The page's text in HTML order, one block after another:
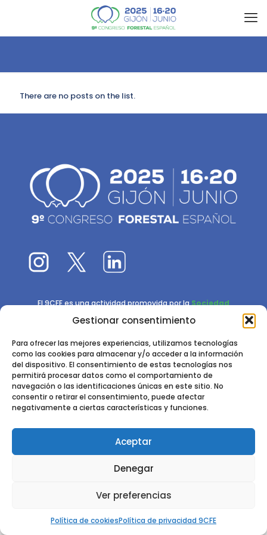
Gestionar consentimiento
Para ofrecer las mejores experiencias, utilizamos tecnologías
como las cookies para almacenar y/o acceder a la información
del dispositivo. El consentimiento de estas tecnologías nos
permitirá procesar datos como el comportamiento de
navegación o las identificaciones únicas en este sitio. No
consentir o retirar el consentimiento, puede afectar
negativamente a ciertas características y funciones.
Aceptar
Denegar
Ver preferencias
Política de cookiesPolítica de privacidad 9CFE
There are no posts on the list.
El 9CFE es una actividad promovida por laSociedad
Instituto de Ciencias Forestales, INIA-CSIC
Ctra. de la Coruña km 7,5 - 28040 Madrid
2024 - 2025 © CONGRESO FORESTAL ESPAÑOL. TODOS LOS
DERECHOS RESERVADOS. DISEÑO Y DESARROLLO DEL SITIO WEB,
POLÍTICA DE PRIVACIDAD. POLÍTICA DE COOKIES.